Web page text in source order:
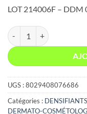
LOT 214006F – DDM
quantité de SERUM
UGS :8029408076686
Catégories :
DERMATO-